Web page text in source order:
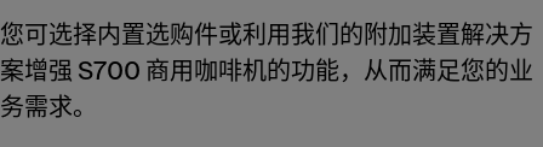
您可选择内置选购件或利用我们的附加装置解决方
案增强 S700 商用咖啡机的功能，从而满足您的业
务需求。